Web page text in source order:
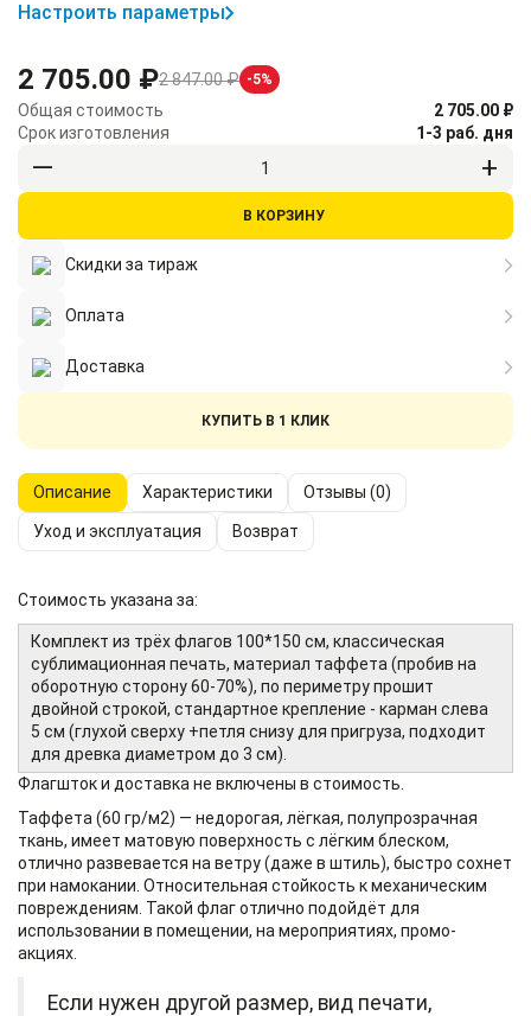
Настроить параметры
2 705.00 ₽2 847.00 ₽ -5%
Общая стоимость
2 705.00 ₽
Срок изготовления
1-3 раб. дня
В КОРЗИНУ
Скидки за тираж
Оплата
Доставка
КУПИТЬ В 1 КЛИК
Описание Характеристики Отзывы (0)
Уход и эксплуатация Возврат
Стоимость указана за:
Комплект из трёх флагов 100*150 см, классическая
сублимационная печать, материал таффета (пробив на
оборотную сторону 60-70%), по периметру прошит
двойной строкой, стандартное крепление - карман слева
5 см (глухой сверху +петля снизу для пригруза, подходит
для древка диаметром до 3 см).
Флагшток и доставка не включены в стоимость.
Таффета (60 гр/м2) — недорогая, лёгкая, полупрозрачная
ткань, имеет матовую поверхность с лёгким блеском,
отлично развевается на ветру (даже в штиль), быстро сохнет
при намокании. Относительная стойкость к механическим
повреждениям. Такой флаг отлично подойдёт для
использовании в помещении, на мероприятиях, промо-
акциях.
Если нужен другой размер, вид печати,